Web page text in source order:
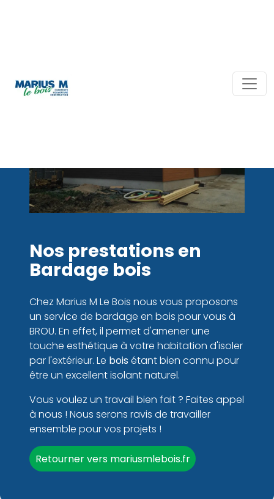
Nos prestations en
Bardage bois
Chez Marius M Le Bois nous vous proposons
un service de bardage en bois pour vous à
BROU. En effet, il permet d'amener une
touche esthétique à votre habitation d'isoler
par l'extérieur. Le boisétant bien connu pour
être un excellent isolant naturel.
Vous voulez un travail bien fait ? Faites appel
à nous ! Nous serons ravis de travailler
ensemble pour vos projets !
Retourner vers mariusmlebois.fr